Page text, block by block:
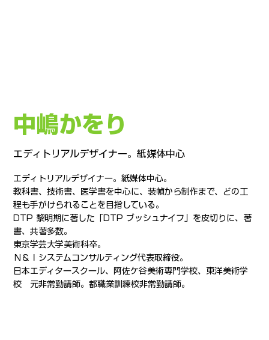
中嶋かをり
エディトリアルデザイナー。紙媒体中心
エディトリアルデザイナー。紙媒体中心。
教科書、技術書、医学書を中心に、装幀から制作まで、どの工
程も手がけられることを目指している。
DTP 黎明期に著した「DTP ブッシュナイフ」を皮切りに、著
書、共著多数。
東京学芸大学美術科卒。
Ｎ＆Ｉシステムコンサルティング代表取締役。
日本エディタースクール、阿佐ケ谷美術専門学校、東洋美術学
校 元非常勤講師。都職業訓練校非常勤講師。